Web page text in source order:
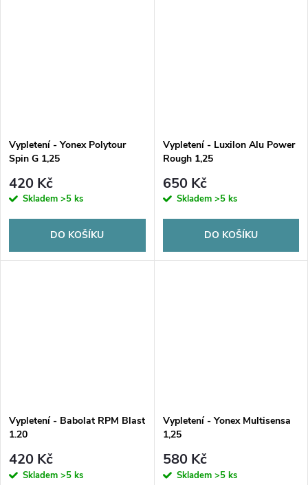
Vypletení - Yonex Polytour
Spin G 1,25
420 Kč
Skladem >5 ks
DO KOŠÍKU
Vypletení - Luxilon Alu Power
Rough 1,25
650 Kč
Skladem >5 ks
DO KOŠÍKU
Vypletení - Babolat RPM Blast
1.20
420 Kč
Skladem >5 ks
Vypletení - Yonex Multisensa
1,25
580 Kč
Skladem >5 ks